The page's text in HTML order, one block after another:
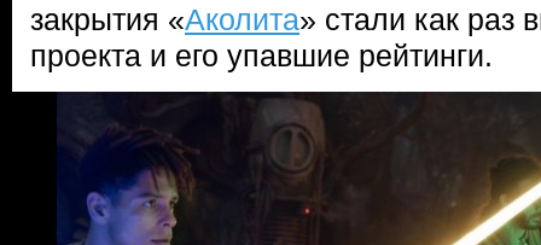
закрытия «Аколита» стали как раз
проекта и его упавшие рейтинги.